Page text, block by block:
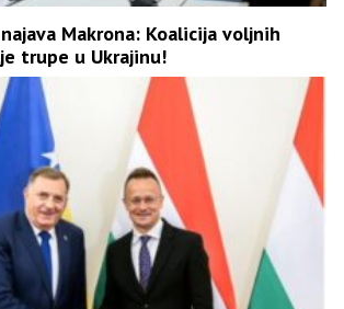
Makrona: Koalicija voljnih
trupe u Ukrajinu!